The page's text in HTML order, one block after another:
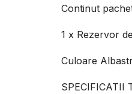
Continut
1 x Rezervor
Culoare
SPECIFICATII